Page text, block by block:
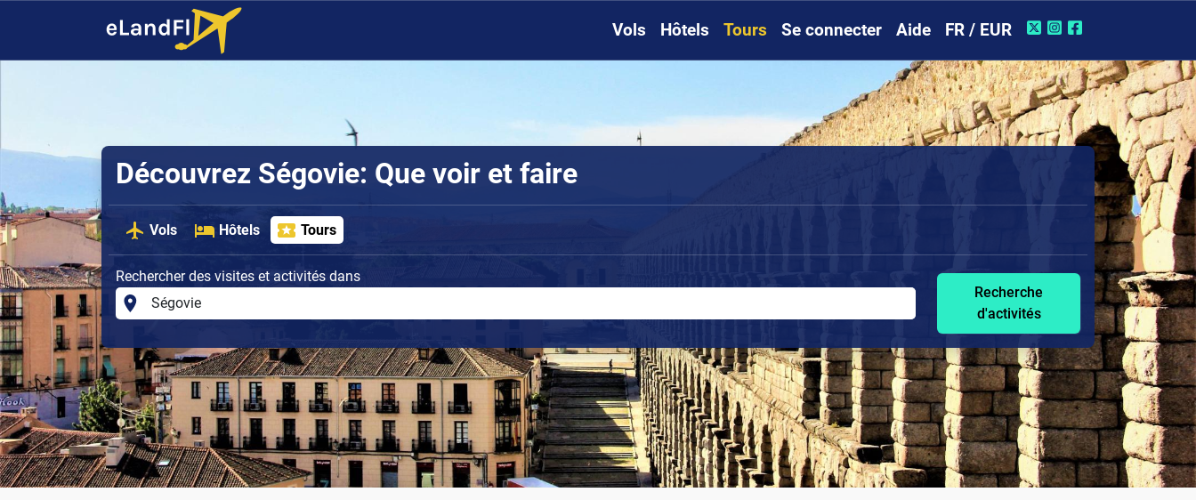
Vols Hôtels Tours Se connecter Aide FR / EUR
Découvrez Ségovie: Que voir et faire
Vols Hôtels Tours
Rechercher des visites et activités dans
Recherche
d'activités